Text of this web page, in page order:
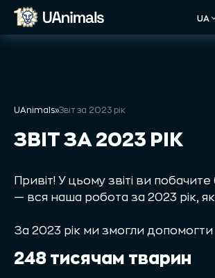
Skip
UA
UAnimals»Звіт за 2023 рік
ЗВІТ ЗА 2023 РІК
Привіт! У цьому звіті ви
— вся наша робота за 2023 рік,
За 2023 рік ми змогли допомогти
248 тисячам тварин